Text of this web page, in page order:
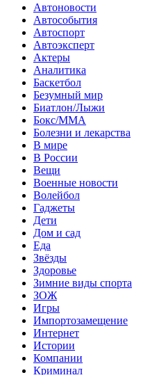
Автоновости
Автособытия
Автоспорт
Автоэксперт
Актеры
Аналитика
Баскетбол
Безумный мир
Биатлон/Лыжи
Бокс/MMA
Болезни и лекарства
В мире
В России
Вещи
Военные новости
Волейбол
Гаджеты
Дети
Дом и сад
Еда
Звёзды
Здоровье
Зимние виды спорта
ЗОЖ
Игры
Импортозамещение
Интернет
Истории
Компании
Криминал